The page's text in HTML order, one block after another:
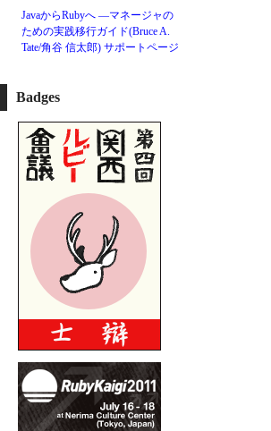
JavaからRubyへ ―マネージャの
ための実践移行ガイド(Bruce A.
Tate/角谷 信太郎) サポートページ
Badges